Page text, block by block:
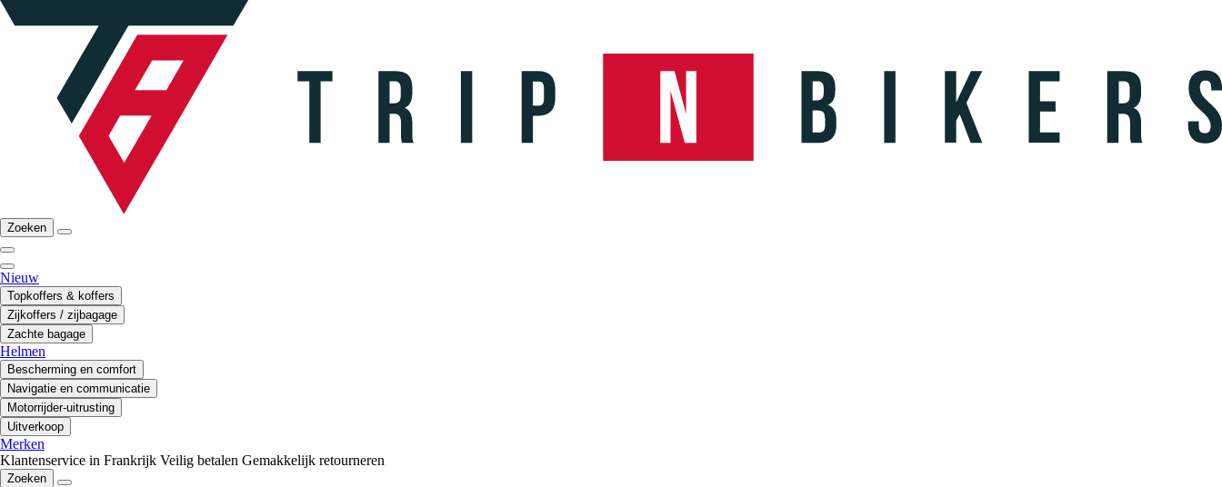
Zoeken
Nieuw
Topkoffers & koffers
Zijkoffers / zijbagage
Zachte bagage
Helmen
Bescherming en comfort
Navigatie en communicatie
Motorrijder-uitrusting
Uitverkoop
Merken
Klantenservice in Frankrijk Veilig betalen Gemakkelijk retourneren
Zoeken